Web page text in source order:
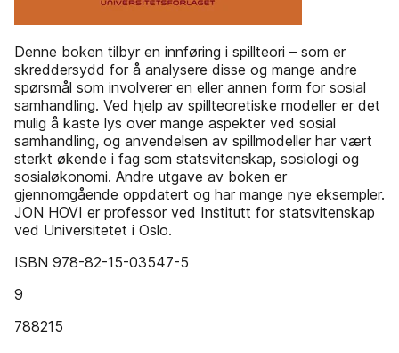
Denne boken tilbyr en innføring i spillteori – som er
skreddersydd for å analysere disse og mange andre
spørsmål som involverer en eller annen form for sosial
samhandling. Ved hjelp av spillteoretiske modeller er det
mulig å kaste lys over mange aspekter ved sosial
samhandling, og anvendelsen av spillmodeller har vært
sterkt økende i fag som statsvitenskap, sosiologi og
sosialøkonomi. Andre utgave av boken er
gjennomgående oppdatert og har mange nye eksempler.
JON HOVI er professor ved Institutt for statsvitenskap
ved Universitetet i Oslo.
ISBN 978-82-15-03547-5
9
788215